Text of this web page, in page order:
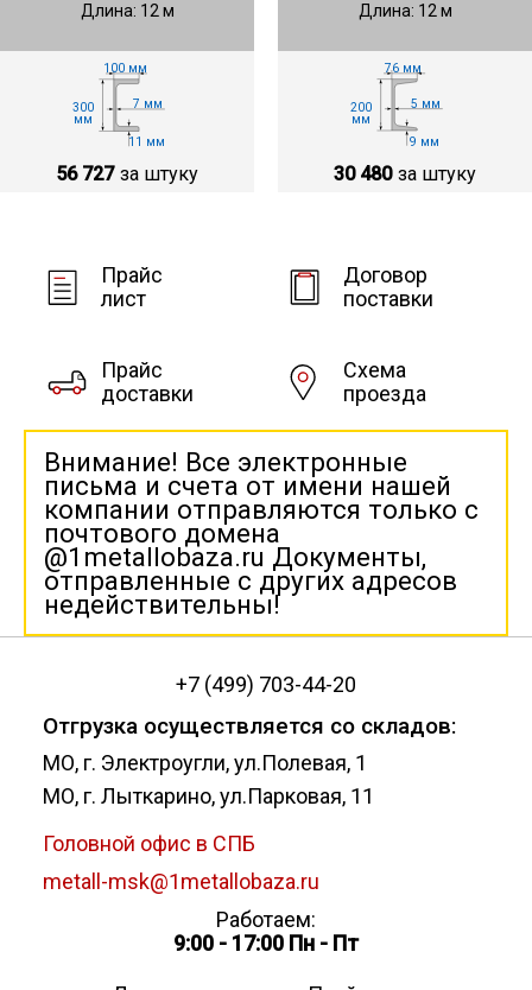
Длина: 12 м
100 мм
300
мм
7 мм
11 мм
56 727 за штуку
Длина: 12 м
76 мм
200
мм
5 мм
9 мм
30 480 за штуку
Прайс
лист
Договор
поставки
Прайс
доставки
Схема
проезда
Внимание! Все электронные
письма и счета от имени нашей
компании отправляются только с
почтового домена
@1metallobaza.ru Документы,
отправленные с других адресов
недействительны!
+7 (499) 703-44-20
Отгрузка осуществляется со складов:
МО, г. Электроугли, ул.Полевая, 1
МО, г. Лыткарино, ул.Парковая, 11
Головной офис в СПБ
metall-msk@1metallobaza.ru
Работаем:
9:00 - 17:00 Пн - Пт